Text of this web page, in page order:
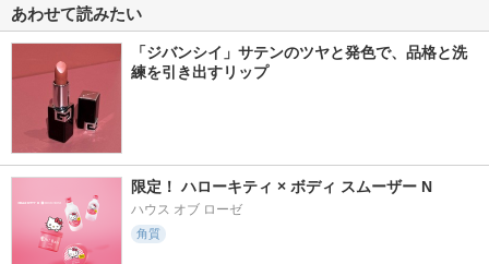
あわせて読みたい
「ジバンシイ」サテンのツヤと発色で、品格と洗
練を引き出すリップ
限定！ ハローキティ × ボディ スムーザー N
ハウス オブ ローゼ
角質